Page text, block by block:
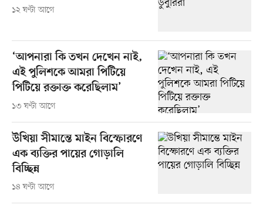
১২ ঘণ্টা আগে
‘আপনারা কি তখন দেখেন নাই,
এই পুলিশকে আমরা পিটিয়ে
পিটিয়ে রক্তাক্ত করেছিলাম’
১৩ ঘণ্টা আগে
উখিয়া সীমান্তে মাইন বিস্ফোরণে
এক ব্যক্তির পায়ের গোড়ালি
বিচ্ছিন্ন
১৪ ঘণ্টা আগে